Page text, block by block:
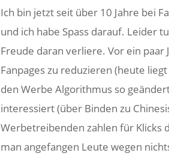
Ich bin jetzt seit über 10 Jahre bei
und ich habe Spass darauf. Leider
Freude daran verliere. Vor ein paar
Fanpages zu reduzieren (heute
den Werbe Algorithmus so
interessiert (über Binden zu
Werbetreibenden zahlen für Klicks
man angefangen Leute wegen